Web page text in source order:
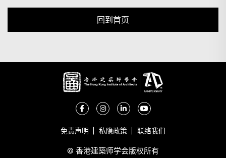
回到首页
免责声明 私隐政策 联络我们
© 香港建築师学会版权所有